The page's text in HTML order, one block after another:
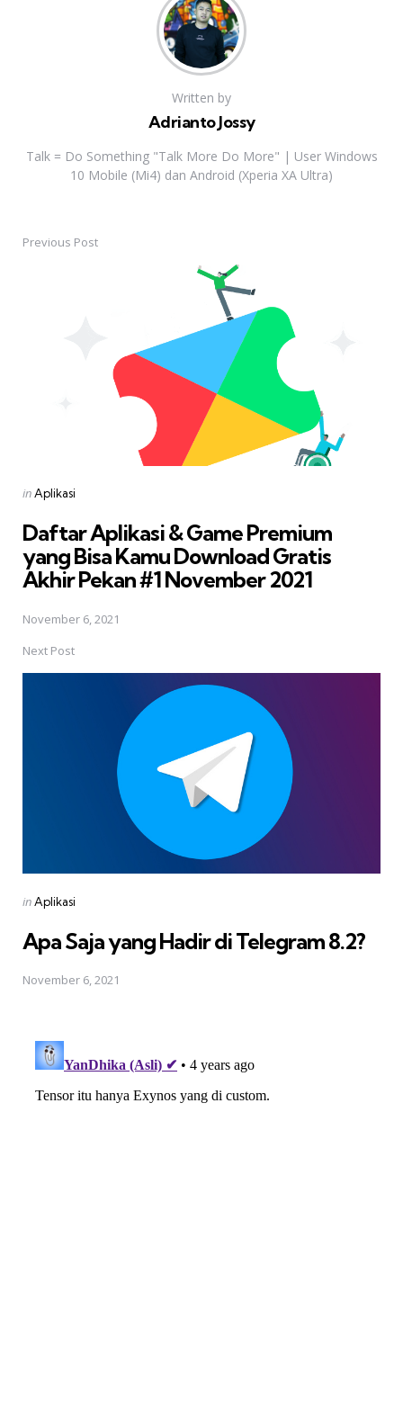
Written by
Adrianto Jossy
Talk = Do Something "Talk More Do More" | User Windows
10 Mobile (Mi4) dan Android (Xperia XA Ultra)
PostPrevious Post
Posted
inAplikasi
Daftar Aplikasi & Game Premium
yang Bisa Kamu Download Gratis 
Akhir Pekan #1 November 2021
November 6, 2021
Next Post
Posted
inAplikasi
Apa Saja yang Hadir di Telegram 8.2?
November 6, 2021